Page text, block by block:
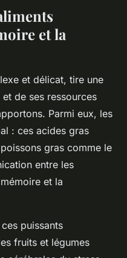
et la
et délicat, tire une
de ses ressources
Parmi eux, les
: ces acides gras
gras comme le
entre les
et la
puissants
fruits et légumes